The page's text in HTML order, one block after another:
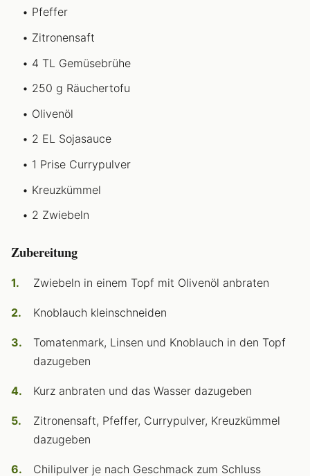
Pfeffer
Zitronensaft
4 TL Gemüsebrühe
250 g Räuchertofu
Olivenöl
2 EL Sojasauce
1 Prise Currypulver
Kreuzkümmel
2 Zwiebeln
Zubereitung
Zwiebeln in einem Topf mit Olivenöl anbraten
Knoblauch kleinschneiden
Tomatenmark, Linsen und Knoblauch in den Topf
dazugeben
Kurz anbraten und das Wasser dazugeben
Zitronensaft, Pfeffer, Currypulver, Kreuzkümmel
dazugeben
Chilipulver je nach Geschmack zum Schluss